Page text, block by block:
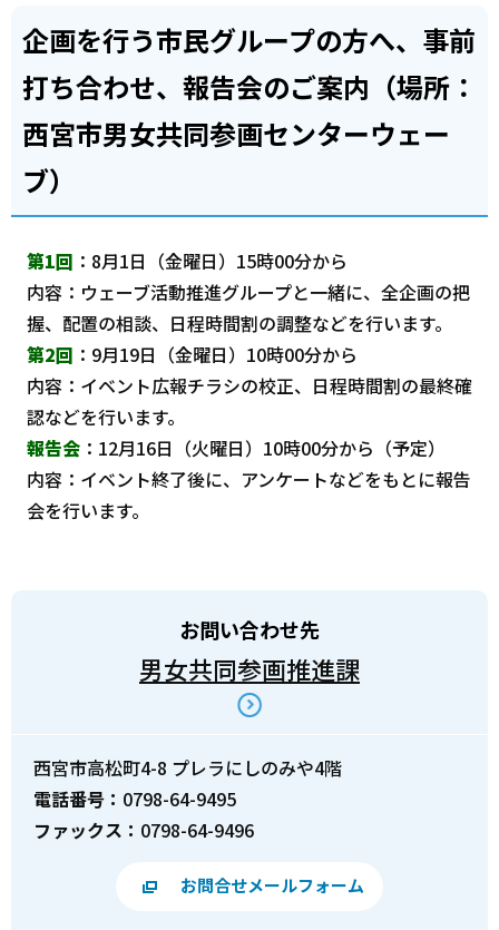
企画を行う市民グループの方へ、事前
打ち合わせ、報告会のご案内（場所：
西宮市男女共同参画センターウェー
ブ）
第1回 ：8月1日（金曜日）15時00分から
内容：ウェーブ活動推進グループと一緒に、全企画の把
握、配置の相談、日程時間割の調整などを行います。
第2回 ：9月19日（金曜日）10時00分から
内容：イベント広報チラシの校正、日程時間割の最終確
認などを行います。
報告会：12月16日（火曜日）10時00分から（予定）
内容：イベント終了後に、アンケートなどをもとに報告
会を行います。
お問い合わせ先
男女共同参画推進課
西宮市高松町4-8 プレラにしのみや4階
電話番号： 0798-64-9495
ファックス： 0798-64-9496
お問合せメールフォーム